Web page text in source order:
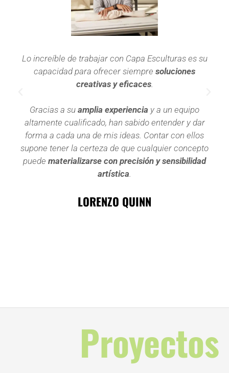
Lo increíble de trabajar con Capa Esculturas es su
capacidad para ofrecer siempre soluciones
creativas y eficaces.
Gracias a su amplia experiencia y a un equipo
altamente cualificado, han sabido entender y dar
forma a cada una de mis ideas. Contar con ellos
supone tener la certeza de que cualquier concepto
puede materializarse con precisión y sensibilidad
artística.
LORENZO QUINN
Proyectos